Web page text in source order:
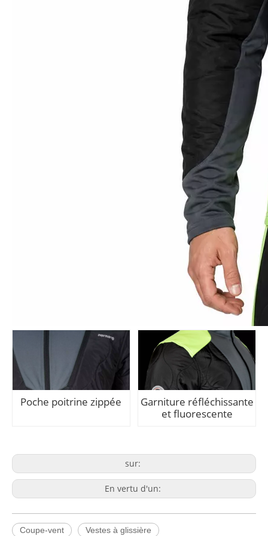
Poche poitrine zippée
Garniture réfléchissante
et fluorescente
sur:
En vertu d'un:
Coupe-vent Vestes à glissière